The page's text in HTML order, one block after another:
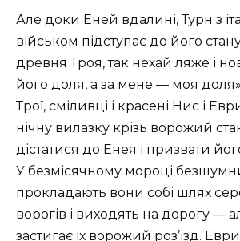
Але доки Еней вдалині, Турн з
військом підступає до його
древня Троя, так нехай ляже і
його доля, а за мене — моя
Трої, сміливці і красені Нис і
нічну вилазку крізь ворожий
дістатися до Енея і призвати
У безмісячному мороці
прокладають вони собі шлях
ворогів і виходять на дорогу —
застигає їх ворожий роз’їзд.